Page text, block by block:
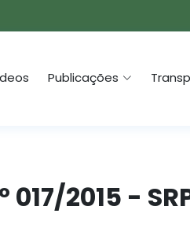
Publicações
017/2015 -